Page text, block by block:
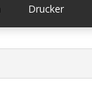
Drucker